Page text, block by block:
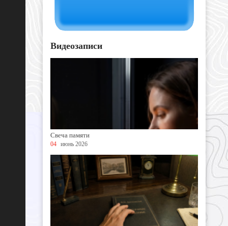
Видеозаписи
Свеча памяти
04 июнь 2026